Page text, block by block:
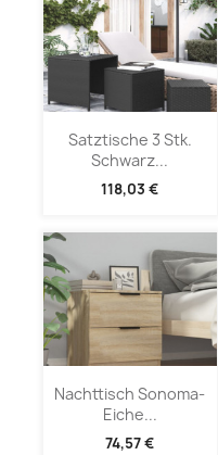
Satztische 3 Stk.
Schwarz...
118,03 €
Nachttisch Sonoma-
Eiche...
74,57 €